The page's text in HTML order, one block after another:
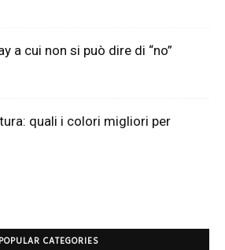
a cui non si può dire di “no”
quali i colori migliori per
POPULAR CATEGORIES